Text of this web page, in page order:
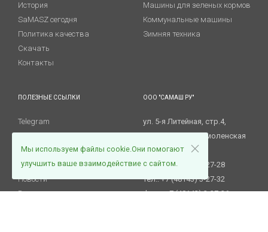
История
SaMASZ сегодня
Политика качества
Скачать
Контакты
Машины для зеленых кормов
Коммунальные машины
Зимняя техника
ПОЛЕЗНЫЕ ССЫЛКИ
Telegram
Сервис и гарантии
Запасные части
Новости
Вакансии
ООО "САМАШ РУ"
ул. 5-я Литейная, стр.4,
215805 Ярцево, Смоленская
обл.
Тел.: +7 (48143) 3-27-28
Тел.: +7 (48143) 3-27-32
Факс. +7 (48143) 3-27-36
Мы используем файлы cookie.Они помогают
улучшить ваше взаимодействие с сайтом.